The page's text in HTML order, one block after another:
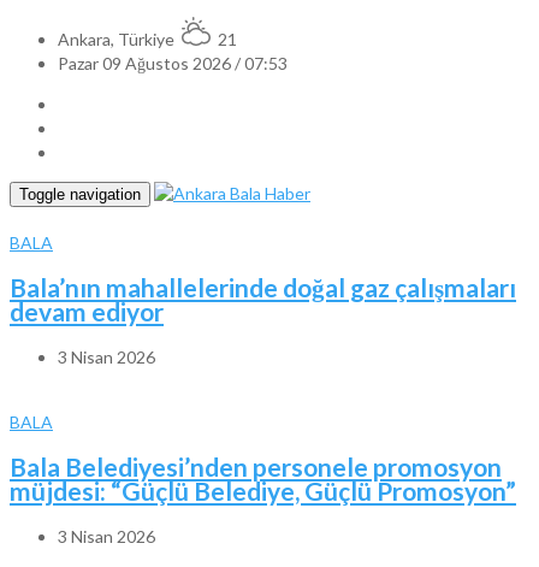
Ankara, Türkiye
21
Pazar 09 Ağustos 2026 / 07:53
Toggle navigation
BALA
Bala’nın mahallelerinde doğal gaz çalışmaları
devam ediyor
3 Nisan 2026
BALA
Bala Belediyesi’nden personele promosyon
müjdesi: “Güçlü Belediye, Güçlü Promosyon”
3 Nisan 2026